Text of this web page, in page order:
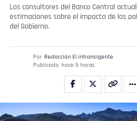
Los consultores del Banco Central
estimaciones sobre el impacto de las
del Gobierno.
Por Redacción El intransigente
Publicado hace 5 horas